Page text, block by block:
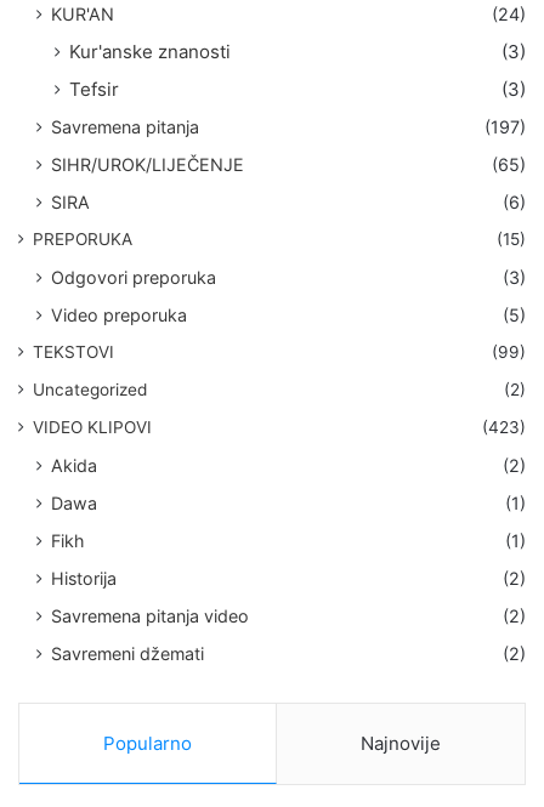
KUR'AN (24)
Kur'anske znanosti
(3)
Tefsir
(3)
Savremena pitanja
(197)
SIHR/UROK/LIJEČENJE
(65)
SIRA
(6)
PREPORUKA (15)
Odgovori preporuka
(3)
Video preporuka
(5)
TEKSTOVI
(99)
Uncategorized
(2)
VIDEO KLIPOVI
(423)
Akida
(2)
Dawa
(1)
Fikh
(1)
Historija
(2)
Savremena pitanja video
(2)
Savremeni džemati
(2)
Popularno Najnovije